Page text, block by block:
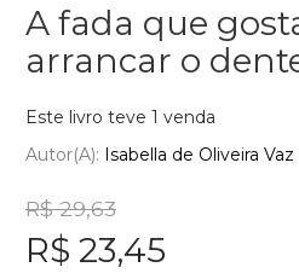
A fada que
arrancar o
Este livro teve 1 venda
Autor(a): Isabella de Oliveira Vaz
R$ 29,63
R$ 23,45